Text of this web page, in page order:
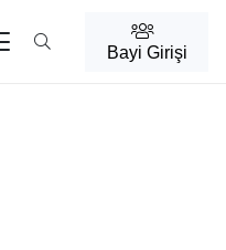
Bayi Girişi